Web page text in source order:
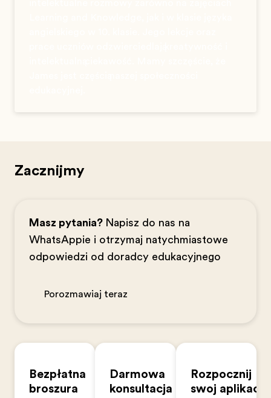
Zacznijmy
Masz pytania? Napisz do nas na
WhatsAppie i otrzymaj natychmiastowe
odpowiedzi od doradcy edukacyjnego
Porozmawiaj teraz
Bezpłatna
broszura
Darmowa
konsultacja
Rozpocznij
swoją aplikację